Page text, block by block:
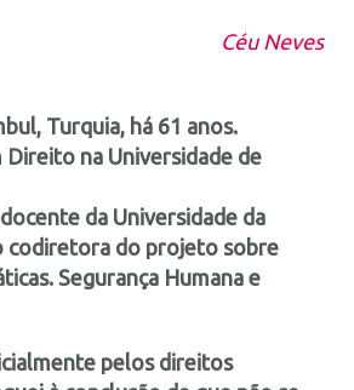
Céu Neves
Turquia, há 61 anos.
na Universidade de
da Universidade da
codiretora do projeto sobre
Segurança Humana e
pelos direitos